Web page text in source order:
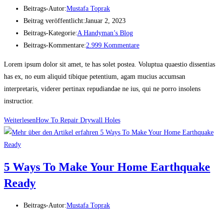
Beitrags-Autor:Mustafa Toprak
Beitrag veröffentlicht:Januar 2, 2023
Beitrags-Kategorie:A Handyman’s Blog
Beitrags-Kommentare:2.999 Kommentare
Lorem ipsum dolor sit amet, te has solet postea. Voluptua quaestio dissentias
has ex, no eum aliquid tibique petentium, agam mucius accumsan
interpretaris, viderer pertinax repudiandae ne ius, qui ne porro insolens
instructior.
WeiterlesenHow To Repair Drywall Holes
5 Ways To Make Your Home Earthquake
Ready
Beitrags-Autor:Mustafa Toprak